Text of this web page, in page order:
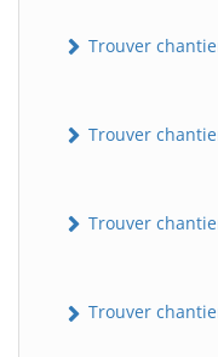
Trouver
Trouver
Trouver
Trouver